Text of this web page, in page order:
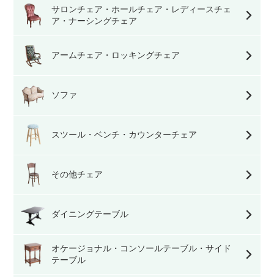
サロンチェア・ホールチェア・レディースチェ
ア・ナーシングチェア
アームチェア・ロッキングチェア
ソファ
スツール・ベンチ・カウンターチェア
その他チェア
ダイニングテーブル
オケージョナル・コンソールテーブル・サイド
テーブル